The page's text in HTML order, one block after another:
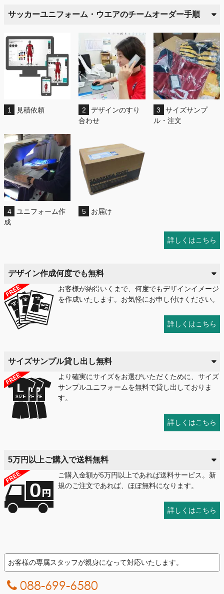
サッカーユニフォーム・ウエアのチームオーダー手順
1 見積依頼 2
デザインのすり
合わせ
3
サイズサンプ
ル・注文
4
ユニフォーム作
成
5 お届け
詳しくはこちら
デザイン作成何度でも無料
お客様が納得いくまで、何度でもデザインイメージ
を作成いたします。お気軽にお申し付けください。
詳しくはこちら
サイズサンプル貸し出し無料
より確実にサイズをお選びいただくために、サイズ
サンプルユニフォームを無料で貸し出しておりま
す。
詳しくはこちら
5万円以上ご購入で送料無料
ご購入金額が5万円以上であれば送料サービス。新
規のご注文であれば、ほぼ無料になります。
詳しくはこちら
お客様の専属スタッフが親身になって対応いたします。
088-699-6580